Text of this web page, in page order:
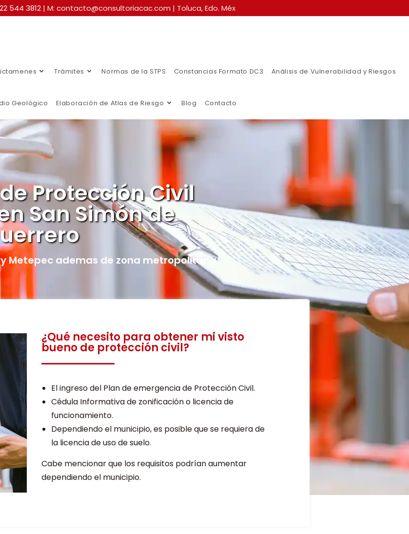
544 3812 | M: contacto@consultoriacac.com | Toluca, Edo. Méx
Trámites Normas de la STPS Constancias Formato DC3 Análisis de Vulnerabilidad y Riesgos
Geológico Elaboración de Atlas de Riesgo Blog Contacto
Protección Civil
San Simón de
Metepec ademas de zona metropolitana
¿Qué necesito para obtener mi visto
bueno de protección civil?
El ingreso del Plan de emergencia de Protección Civil.
Cédula Informativa de zonificación o licencia de
funcionamiento.
Dependiendo el municipio, es posible que se requiera de
la licencia de uso de suelo.
Cabe mencionar que los requisitos podrían aumentar
dependiendo el municipio.